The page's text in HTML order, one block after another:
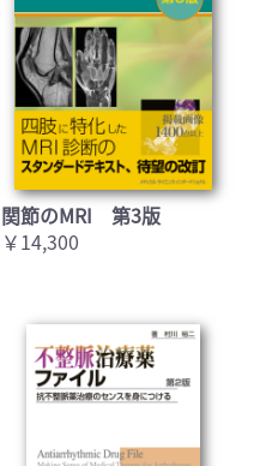
関節のMRI 第3版
￥14,300